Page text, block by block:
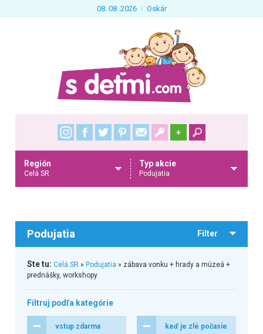
08. 08. 2026 Oskár
+
Región
Celá SR
Typ akcie
Podujatia
Podujatia Filter
Ste tu: Celá SR» Podujatia » zábava vonku + hrady a múzeá +
prednášky, workshopy
Filtruj podľa kategórie
vstup zdarma keď je zlé počasie